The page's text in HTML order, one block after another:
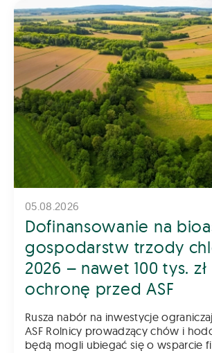
05.08.2026
Dofinansowanie na
gospodarstw trzody
2026 – nawet 100 tys. zł
ochronę przed ASF
Rusza nabór na inwestycje
ASF Rolnicy prowadzący chów i hodowlę świń
będą mogli ubiegać się o wsparcie